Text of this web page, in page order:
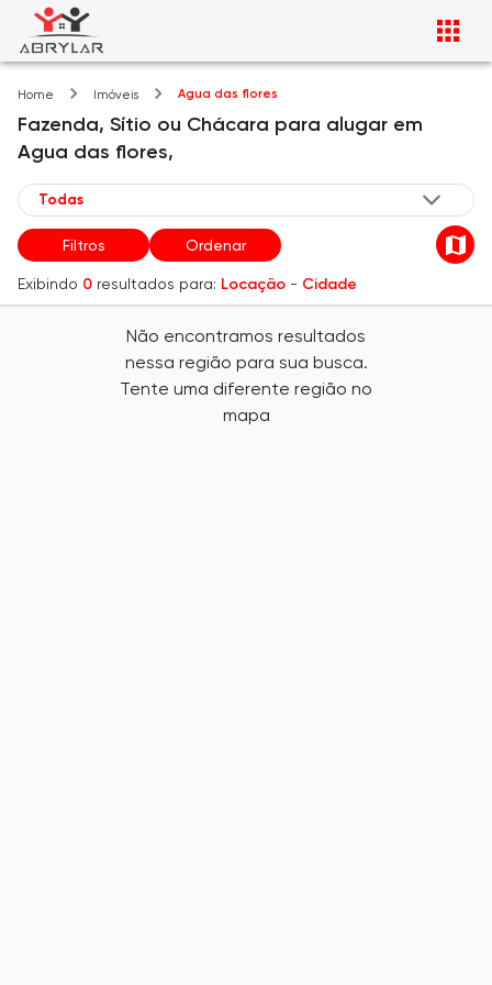
Home Imóveis Agua das flores
Fazenda, Sítio ou Chácara para alugar em
Agua das flores,
Filtros Ordenar
Exibindo 0 resultados para: Locação - Cidade
Não encontramos resultados
nessa região para sua busca.
Tente uma diferente região no
mapa